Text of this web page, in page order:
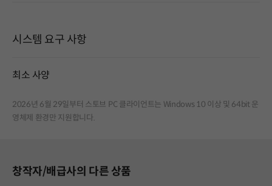
시스템 요구 사항
최소 사양
2026년 6월 29일부터 스토브 PC 클라이언트는 Windows 10 이상 및 64bit 운
영체제 환경만 지원합니다.
창작자/배급사의 다른 상품